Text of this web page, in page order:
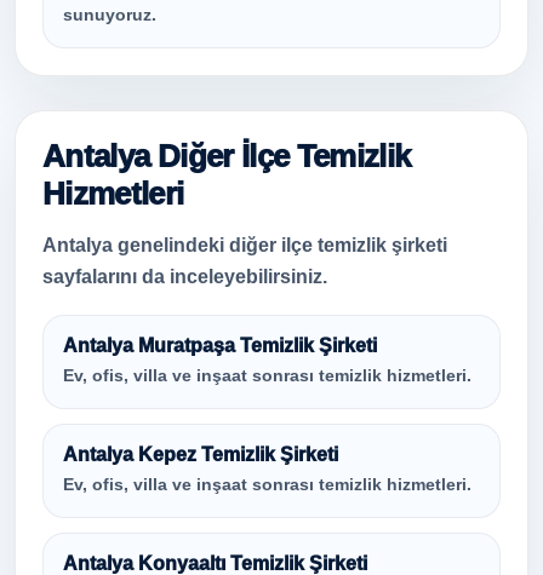
sunuyoruz.
Antalya Diğer İlçe Temizlik
Hizmetleri
Antalya genelindeki diğer ilçe temizlik şirketi
sayfalarını da inceleyebilirsiniz.
Antalya Muratpaşa Temizlik Şirketi
Ev, ofis, villa ve inşaat sonrası temizlik hizmetleri.
Antalya Kepez Temizlik Şirketi
Ev, ofis, villa ve inşaat sonrası temizlik hizmetleri.
Antalya Konyaaltı Temizlik Şirketi